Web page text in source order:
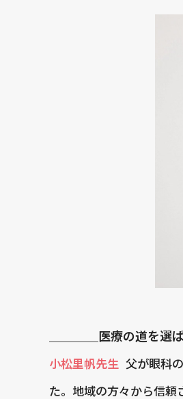
＿＿＿＿医療の道を選
小松里帆先生 父が眼科
た。地域の方々から信頼